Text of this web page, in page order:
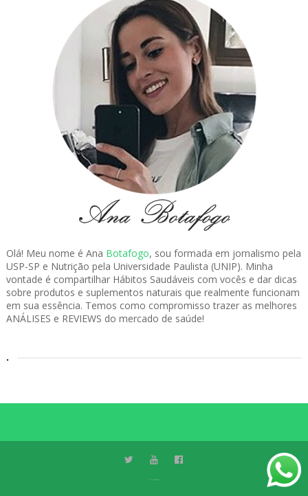
Olá! Meu nome é Ana Botafogo, sou formada em jornalismo pela
USP-SP e Nutrição pela Universidade Paulista (UNIP). Minha
vontade é compartilhar Hábitos Saudáveis com vocês e dar dicas
sobre produtos e suplementos naturais que realmente funcionam
em sua essência. Temos como compromisso trazer as melhores
ANÁLISES e REVIEWS do mercado de saúde!
.